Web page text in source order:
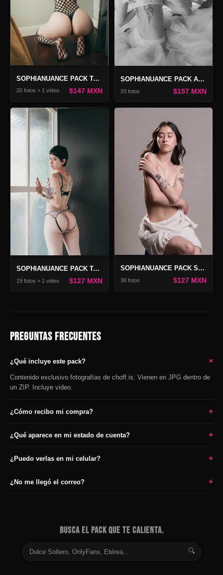
SOPHIANUANCE PACK TANGERINE 3
20 fotos + 1 video $147 MXN
SOPHIANUANCE PACK ANATOMÍA DEL GRIS
33 fotos $157 MXN
SOPHIANUANCE PACK TANGERINE 2
19 fotos + 1 video $127 MXN
SOPHIANUANCE PACK SECRET
38 fotos $127 MXN
PREGUNTAS FRECUENTES
¿Qué incluye este pack? +
Contenido exclusivo fotografías de choff.is. Vienen en JPG dentro de
un ZIP. Incluye video.
¿Cómo recibo mi compra? +
¿Qué aparece en mi estado de cuenta? +
¿Puedo verlas en mi celular? +
¿No me llegó el correo? +
BUSCA EL PACK QUE TE CALIENTA.
🔍